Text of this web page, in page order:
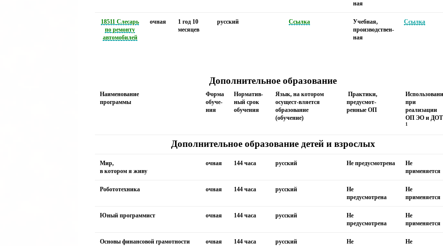
ная
18511 Слесарь
по ремонту
автомобилей
очная
1 год 10
месяцев
русский Ссылка
Учебная,
производствен-
ная
Ссылка
Дополнительное образование
Наименование
программы
Форма
обуче-
ния
Норматив-
ный срок
обучения
Язык, на котором
осущест-вляется
образование
(обучение)
Практики,
предусмот-
ренные ОП
при
реализации
ОП ЭО и
1
Дополнительное образование детей и взрослых
Мир,
в котором я живу
очная 144 часа русский Не предусмотрена
Не
применяется
Робототехника очная 144 часа русский
Не
предусмотрена
Не
применяется
Юный программист очная 144 часа русский
Не
предусмотрена
Не
применяется
Основы финансовой грамотности очная 144 часа русский
Не
Не